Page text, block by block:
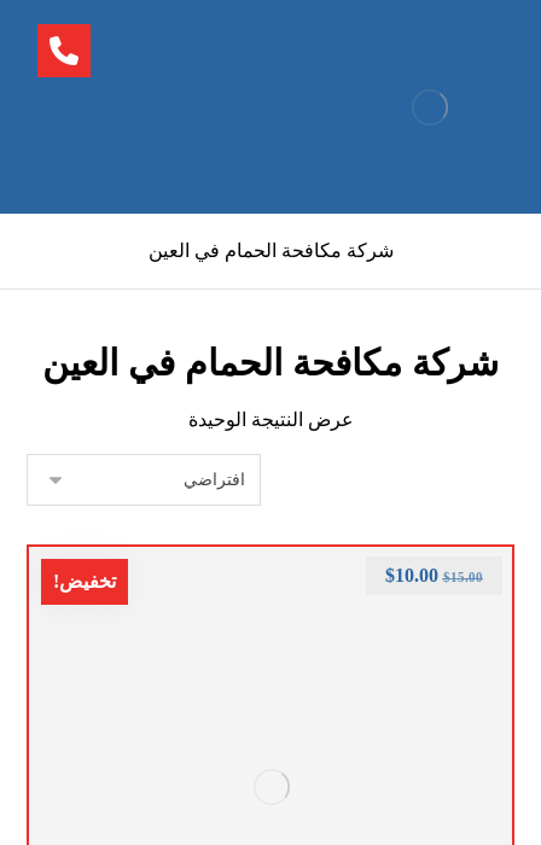
شركة مكافحة الحمام في العين
شركة مكافحة الحمام في العين
عرض النتيجة الوحيدة
تخفيض! $15.00
$10.00